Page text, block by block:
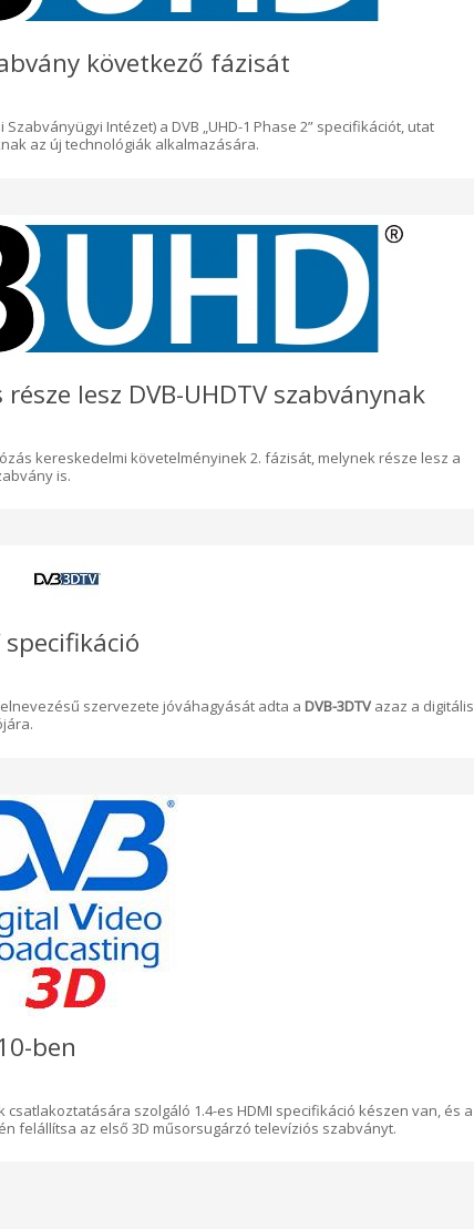
következő fázisát
Intézet) a DVB „UHD-1 Phase 2” specifikációt, utat
az új technológiák alkalmazására.
lesz DVB-UHDTV szabványnak
kereskedelmi követelményinek 2. fázisát, melynek része lesz a
is.
szervezete jóváhagyását adta a DVB-3DTVazaz a digitális
ben
szolgáló 1.4-es HDMI specifikáció készen van, és a
felállítsa az első 3D műsorsugárzó televíziós szabványt.